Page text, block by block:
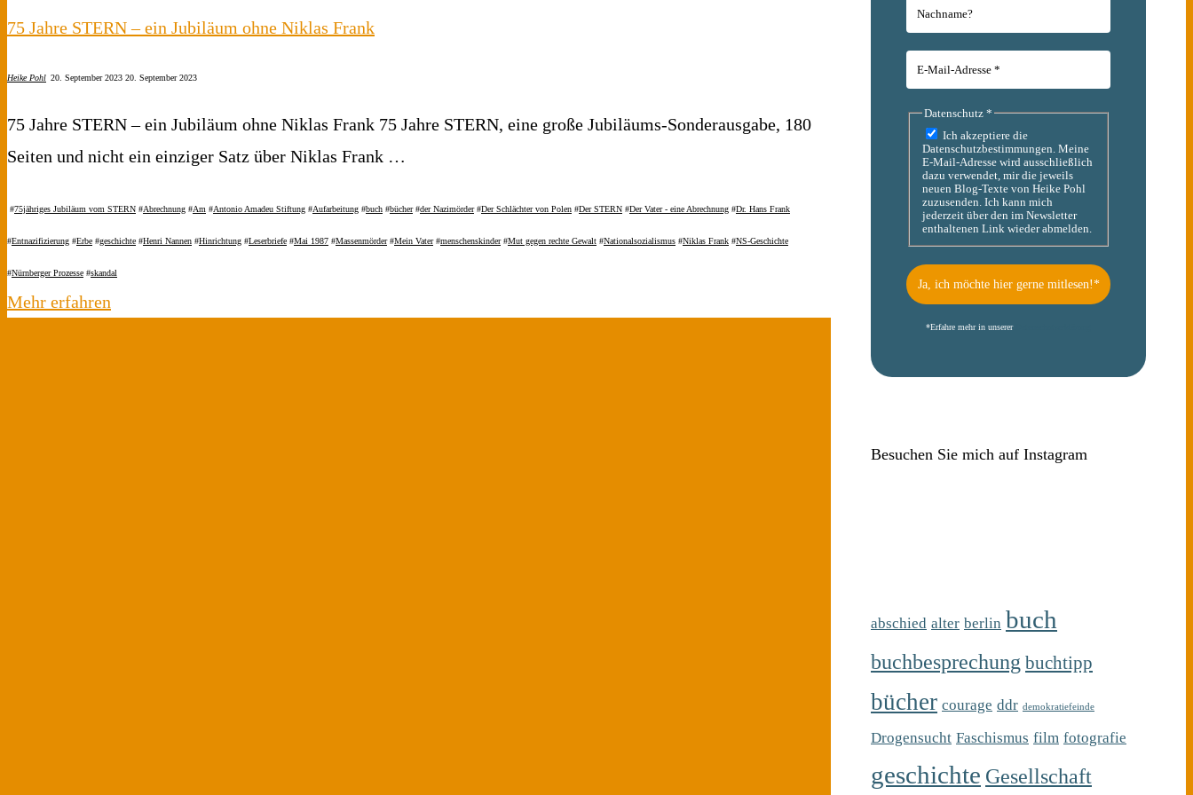
75 Jahre STERN – ein Jubiläum ohne Niklas Frank
Heike Pohl 20. September 2023 20. September 2023
75 Jahre STERN – ein Jubiläum ohne Niklas Frank 75 Jahre STERN, eine große Jubiläums-Sonderausgabe, 180
Seiten und nicht ein einziger Satz über Niklas Frank …
#75jähriges Jubiläum vom STERN #Abrechnung #Am #Antonio Amadeu Stiftung #Aufarbeitung #buch #bücher #der Nazimörder #Der Schlächter von Polen #Der STERN #Der Vater - eine Abrechnung #Dr. Hans Frank
#Entnazifizierung #Erbe #geschichte #Henri Nannen #Hinrichtung #Leserbriefe #Mai 1987 #Massenmörder #Mein Vater #menschenskinder #Mut gegen rechte Gewalt #Nationalsozialismus #Niklas Frank #NS-Geschichte
#Nürnberger Prozesse #skandal
Mehr erfahren
Datenschutz *
Ich akzeptiere die
Datenschutzbestimmungen. Meine
E-Mail-Adresse wird ausschließlich
dazu verwendet, mir die jeweils
neuen Blog-Texte von Heike Pohl
zuzusenden. Ich kann mich
jederzeit über den im Newsletter
enthaltenen Link wieder abmelden.
*Erfahre mehr in unserer
Besuchen Sie mich auf Instagram
abschied alter berlin buch
buchbesprechung buchtipp
bücher courage ddr demokratiefeinde
Drogensucht Faschismus film fotografie
geschichte Gesellschaft